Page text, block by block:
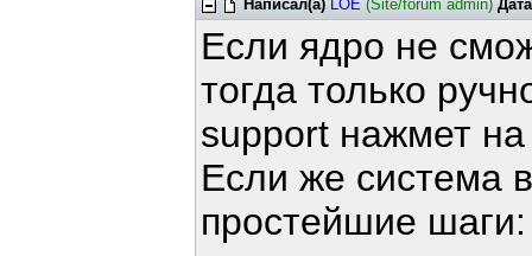
Написал(а) LOE (Site/forum admin) Дата
Если ядро не
тогда только
support нажмет
Если же система
простейшие шаги: